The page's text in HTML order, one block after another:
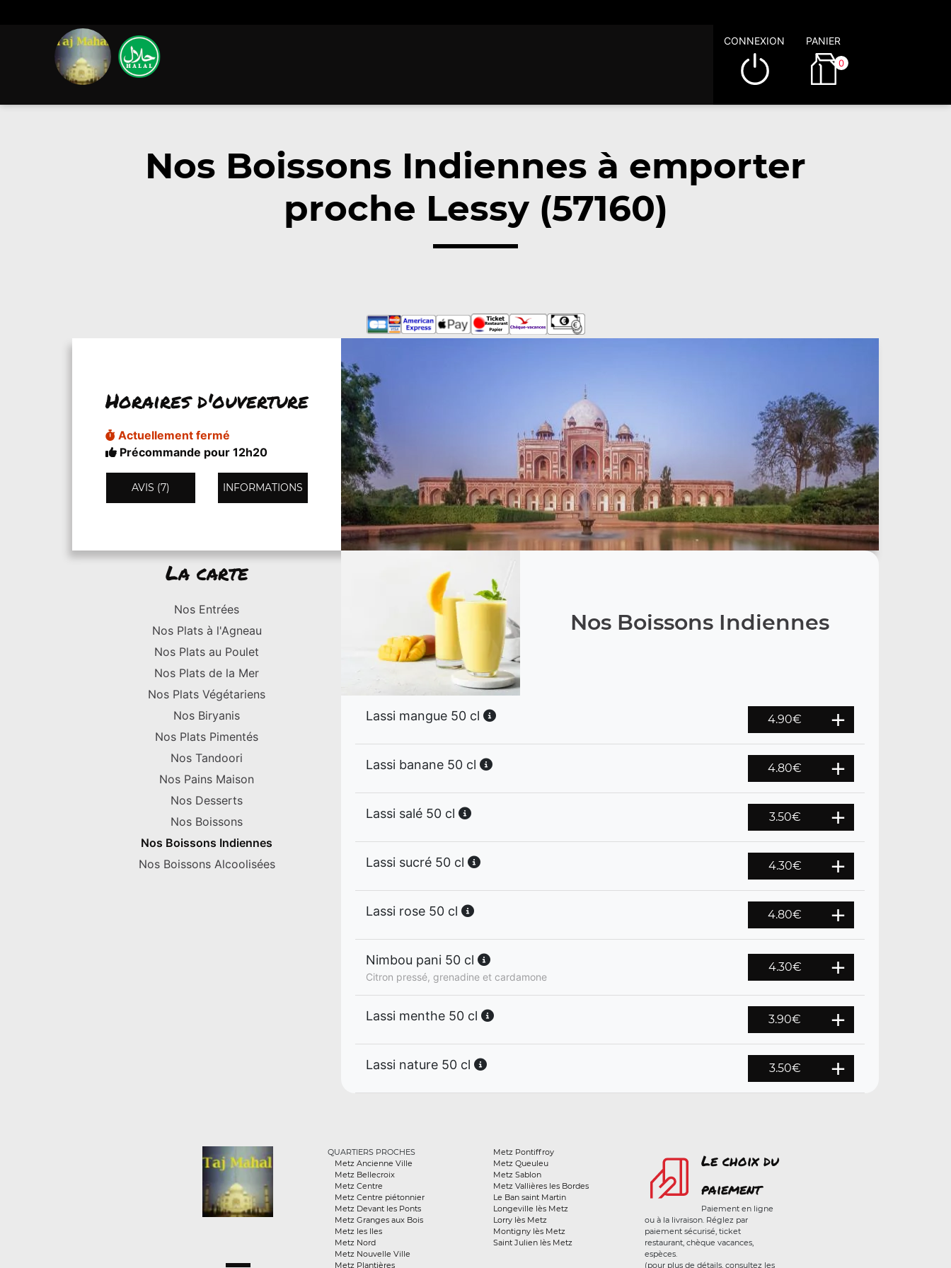
CONNEXION PANIER
0
Nos Boissons Indiennes à emporter
proche Lessy (57160)
Horaires d'ouverture
Actuellement fermé
Précommande pour 12h20
AVIS (7) INFORMATIONS
La carte
Nos Entrées
Nos Plats à l'Agneau
Nos Plats au Poulet
Nos Plats de la Mer
Nos Plats Végétariens
Nos Biryanis
Nos Plats Pimentés
Nos Tandoori
Nos Pains Maison
Nos Desserts
Nos Boissons
Nos Boissons Indiennes
Nos Boissons Alcoolisées
Nos Boissons Indiennes
Lassi mangue 50 cl 4.90€
Lassi banane 50 cl 4.80€
Lassi salé 50 cl 3.50€
Lassi sucré 50 cl 4.30€
Lassi rose 50 cl 4.80€
Nimbou pani 50 cl
Citron pressé, grenadine et cardamone
4.30€
Lassi menthe 50 cl 3.90€
Lassi nature 50 cl 3.50€
QUARTIERS PROCHES
Metz Ancienne Ville
Metz Bellecroix
Metz Centre
Metz Centre piétonnier
Metz Devant les Ponts
Metz Granges aux Bois
Metz les Iles
Metz Nord
Metz Nouvelle Ville
Metz Plantières
Metz Pontiffroy
Metz Queuleu
Metz Sablon
Metz Vallières les Bordes
Le Ban saint Martin
Longeville lès Metz
Lorry lès Metz
Montigny lès Metz
Saint Julien lès Metz
Le choix du
paiement
Paiement en ligne
ou à la livraison. Réglez par
paiement sécurisé, ticket
restaurant, chèque vacances,
espèces.
(pour plus de détails, consultez les